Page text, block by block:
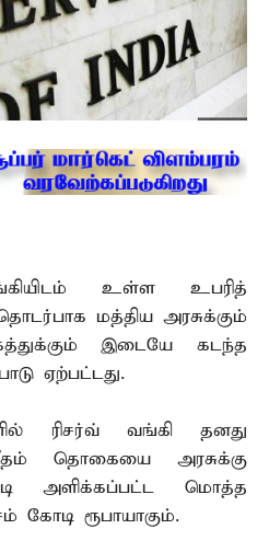
உள்ள உபரித்
மத்திய அரசுக்கும்
இடையே கடந்த
ஏற்பட்டது.
ரிசர்வ் வங்கி தனது
தொகையை அரசுக்கு
அளிக்கப்பட்ட மொத்த
கோடி ரூபாயாகும்.